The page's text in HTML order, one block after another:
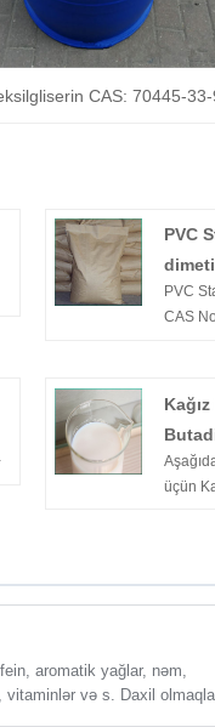
CAS: 70445-33-
PVC
PVC
CAS
üçün
yaxşı
yaxşı
aromatik yağlar, nəm,
vitaminlər və s. Daxil olmaqla